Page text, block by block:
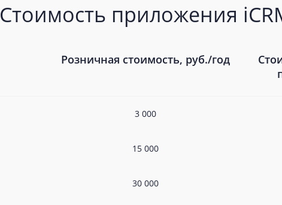
Стоимость приложения
Розничная стоимость, руб./год
3 000
15 000
30 000